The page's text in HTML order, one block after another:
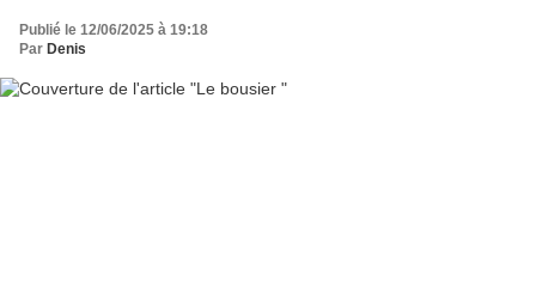
Publié le 12/06/2025 à 19:18
Par Denis